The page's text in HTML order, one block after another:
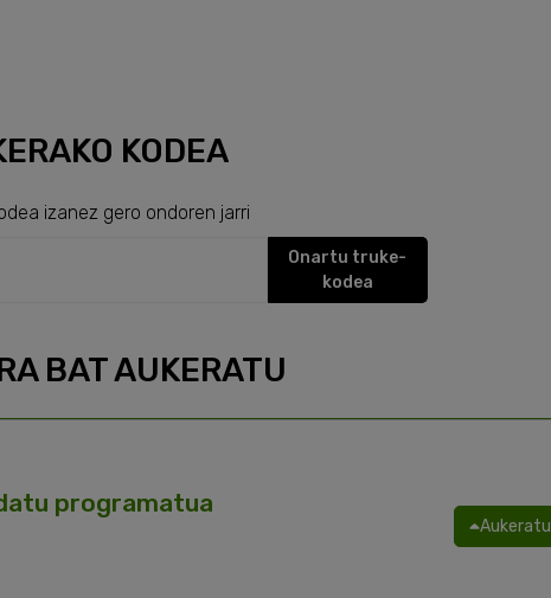
KODEA
izanez gero ondoren jarri
Onartu truke-
kodea
BAT AUKERATU
programatua
Aukeratu